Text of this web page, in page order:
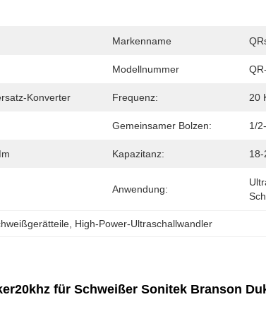
Markenname
Modellnummer
Konverter Frequenz: 20
Gemeinsamer Bolzen: 1/
Kapazitanz:
Anwendung:
High-Power-Ultraschallwandler
für Schweißer Sonitek Branson